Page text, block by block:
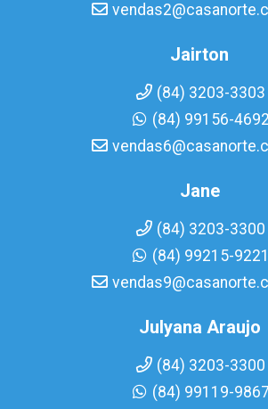
Jairton
(84) 3203-3303
(84) 99156-4692
Jane
(84) 3203-3300
(84) 99215-9221
Julyana Araujo
(84) 3203-3300
(84) 99119-9867